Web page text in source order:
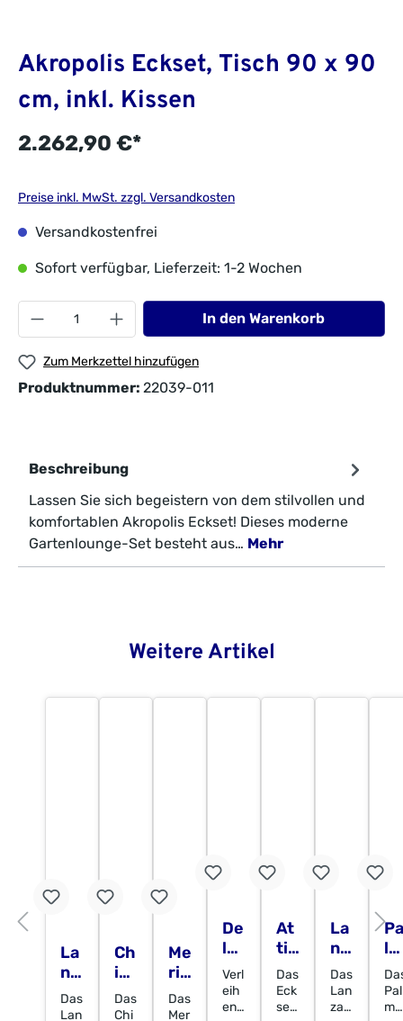
Akropolis Eckset, Tisch 90 x 90
cm, inkl. Kissen
2.262,90 €*
Preise inkl. MwSt. zzgl. Versandkosten
Versandkostenfrei
Sofort verfügbar, Lieferzeit: 1-2 Wochen
In den Warenkorb
Zum Merkzettel hinzufügen
Produktnummer: 22039-011
Beschreibung
Lassen Sie sich begeistern von dem stilvollen und
komfortablen Akropolis Eckset! Dieses moderne
Gartenlounge-Set besteht aus… Mehr
Weitere Artikel
La
nz
ar
ot
Das
Lan
Ch
ica
go
Ec
Das
Chi
Me
rid
a
Ec
Das
Mer
De
lp
hi
Ec
kS
Verl
eih
en
At
tik
a
Ec
ks
Das
Eck
set
La
nz
ar
ot
e
Das
Lan
zar
Pa
lm
a
Ec
ks
Pal
ma